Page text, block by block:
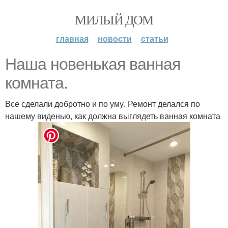
МИЛЫЙ ДОМ
главная новости статьи
Наша новенькая ванная
комната.
Все сделали добротно и по уму. Ремонт делался по
нашему виденью, как должна выглядеть ванная комната